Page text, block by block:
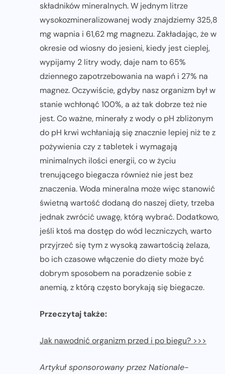
składników mineralnych. W jednym litrze
wysokozmineralizowanej wody znajdziemy 325,8
mg wapnia i 61,62 mg magnezu. Zakładając, że w
okresie od wiosny do jesieni, kiedy jest cieplej,
wypijamy 2 litry wody, daje nam to 65%
dziennego zapotrzebowania na wapń i 27% na
magnez. Oczywiście, gdyby nasz organizm był w
stanie wchłonąć 100%, a aż tak dobrze też nie
jest. Co ważne, minerały z wody o pH zbliżonym
do pH krwi wchłaniają się znacznie lepiej niż te z
pożywienia czy z tabletek i wymagają
minimalnych ilości energii, co w życiu
trenującego biegacza również nie jest bez
znaczenia. Woda mineralna może więc stanowić
świetną wartość dodaną do naszej diety, trzeba
jednak zwrócić uwagę, którą wybrać. Dodatkowo,
jeśli ktoś ma dostęp do wód leczniczych, warto
przyjrzeć się tym z wysoką zawartością żelaza,
bo ich czasowe włączenie do diety może być
dobrym sposobem na poradzenie sobie z
anemią, z którą często borykają się biegacze.
Przeczytaj także:
Jak nawodnić organizm przed i po biegu? >>>
Artykuł sponsorowany przez Nationale-